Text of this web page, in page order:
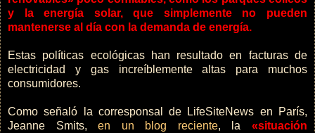
y la energía solar, que simplemente no pueden
mantenerse al día con la demanda de energía.
Estas políticas ecológicas han resultado en facturas de
electricidad y gas increíblemente altas para muchos
consumidores.
Como señaló la corresponsal de LifeSiteNews en París,
Jeanne Smits,en un blog reciente, la«situación